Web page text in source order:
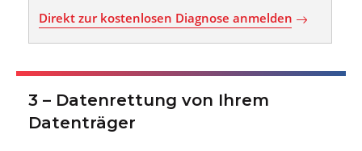
Direkt zur kostenlosen Diagnose anmelden
3 – Datenrettung von Ihrem
Datenträger